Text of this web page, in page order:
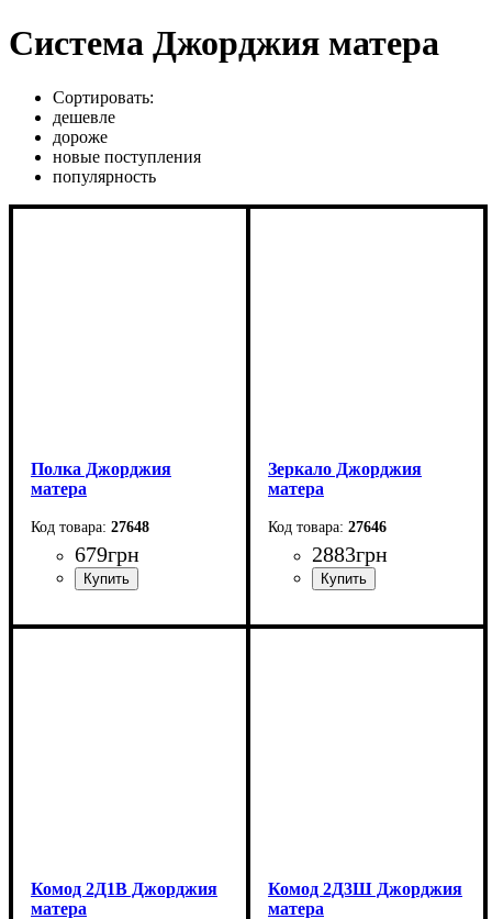
Система Джорджия матера
Сортировать:
дешевле
дороже
новые поступления
популярность
Полка Джорджия
матера
27648
679грн
Ширина: 135,2 см
Зеркало Джорджия
матера
27646
2883грн
Ширина: 196,6 см
Комод 2Д1В Джорджия
матера
Комод 2Д3Ш Джорджия
матера